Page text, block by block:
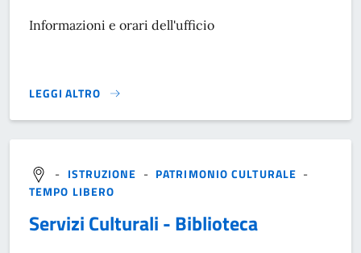
Informazioni e orari dell'ufficio
LEGGI ALTRO
}
- ISTRUZIONE - PATRIMONIO CULTURALE -
TEMPO LIBERO
Servizi Culturali - Biblioteca